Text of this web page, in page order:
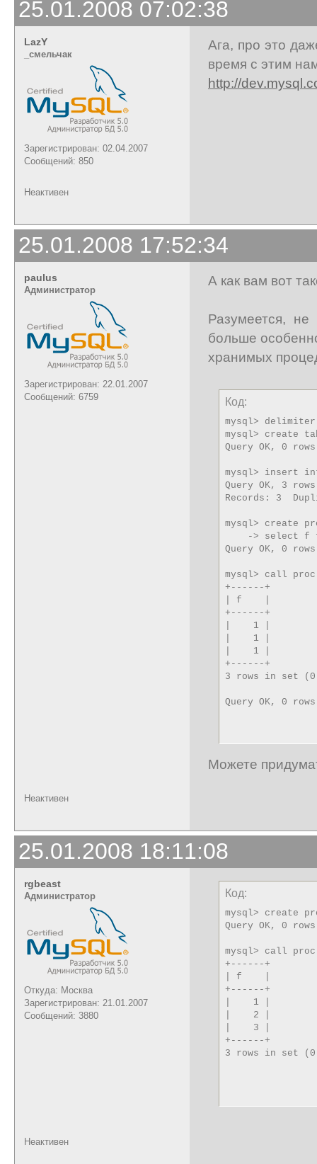
25.01.2008 07:02:38
LazY
_cмельчак
Зарегистрирован: 02.04.2007
Сообщений: 850
Ага, про это
время с этим
http://
Неактивен
25.01.2008 17:52:34
paulus
Администратор
Зарегистрирован: 22.01.2007
Сообщений: 6759
А как вам вот
Разумеется,
больше
хранимых
Код:
mysql>
mysql> create
Query OK, 0
mysql> insert
Query OK, 3
Records: 3
mysql> create
-> select f
Query OK, 0
mysql> call
+------+
| f    |
+------+
|    1 |
|    1 |
|    1 |
+------+
3 rows in set
Query OK, 0
Можете
Неактивен
25.01.2008 18:11:08
rgbeast
Администратор
Откуда: Москва
Зарегистрирован: 21.01.2007
Сообщений: 3880
Код:
mysql> create
Query OK, 0
mysql> call
+------+
| f    |
+------+
|    1 |
|    2 |
|    3 |
+------+
3 rows in set
Неактивен